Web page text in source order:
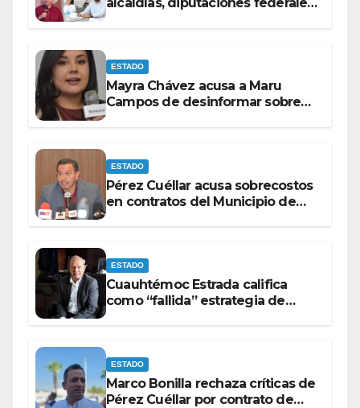
ESTADO
Mayra Chávez acusa a Maru
Campos de desinformar sobre
ESTADO
Pérez Cuéllar acusa sobrecostos
en contratos del Municipio de
ESTADO
Cuauhtémoc Estrada califica
como “fallida” estrategia de
ESTADO
Marco Bonilla rechaza críticas de
Pérez Cuéllar por contrato de